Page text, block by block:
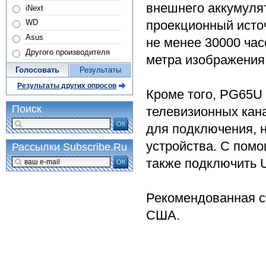
внешнего
проекционный
не менее 30000
метра
Кроме того,
телевизионных
для подключения,
устройства. С
также подключить
Рекомендованная
США.
iNext
WD
Asus
Другого производителя
Голосовать Результаты
Результаты других опросов
Поиск
ОК
Рассылки Subscribe.Ru
ОК